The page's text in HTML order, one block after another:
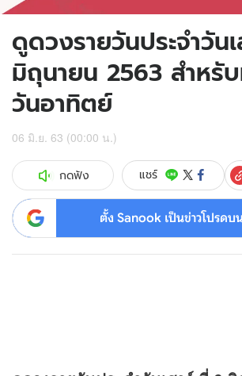
ดูดวงรายวันประจำวัน
มิถุนายน 2563 สำหรั
วันอาทิตย์
06 มิ.ย. 63 (00:00 น.)
กดฟัง แชร์
ตั้ง Sanook เป็นข่าวโปรด